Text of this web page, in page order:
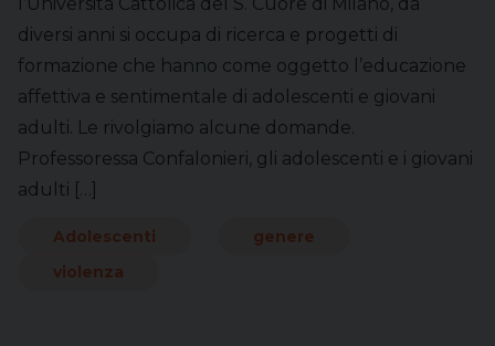
diversi anni si occupa di ricerca e progetti di
formazione che hanno come oggetto l’educazione
affettiva e sentimentale di adolescenti e giovani
adulti. Le rivolgiamo alcune domande.
Professoressa Confalonieri, gli adolescenti e i giovani
adulti […]
Adolescenti
genere
violenza